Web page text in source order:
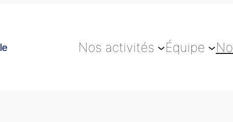
Nos activités Équipe